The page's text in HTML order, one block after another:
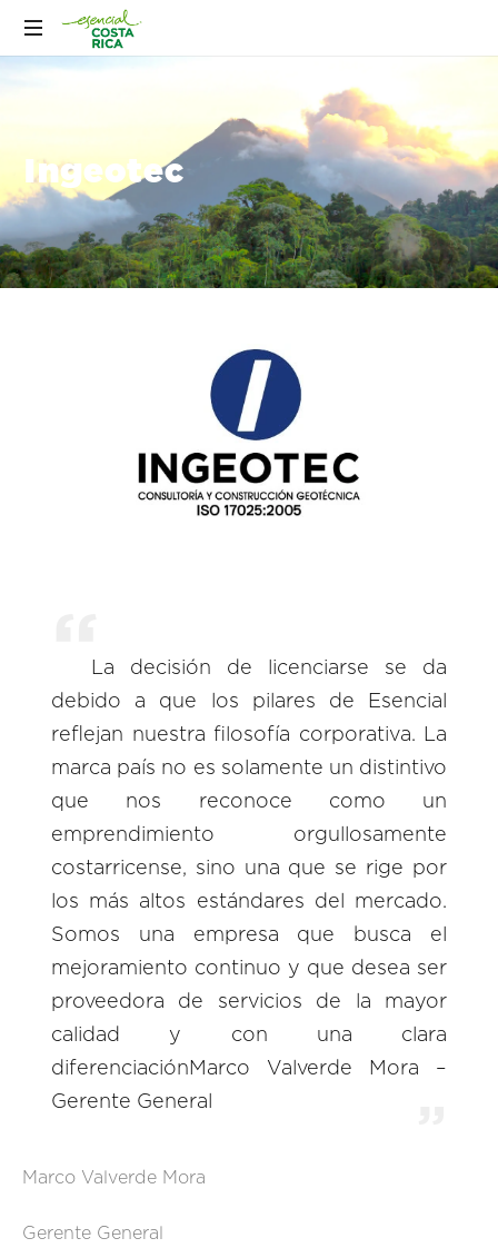
Ingeotec
La decisión de licenciarse se da
debido a que los pilares de Esencial
reflejan nuestra filosofía corporativa. La
marca país no es solamente un distintivo
que nos reconoce como un
emprendimiento orgullosamente
costarricense, sino una que se rige por
los más altos estándares del mercado.
Somos una empresa que busca el
mejoramiento continuo y que desea ser
proveedora de servicios de la mayor
calidad y con una clara
diferenciaciónMarco Valverde Mora –
Gerente General
Marco Valverde Mora
Gerente General